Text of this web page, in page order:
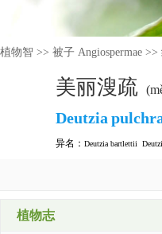
植物智 >> 被子 Angiospermae >>
美丽溲疏
Deutzia
异名： Deutzia bartlettii
植物志